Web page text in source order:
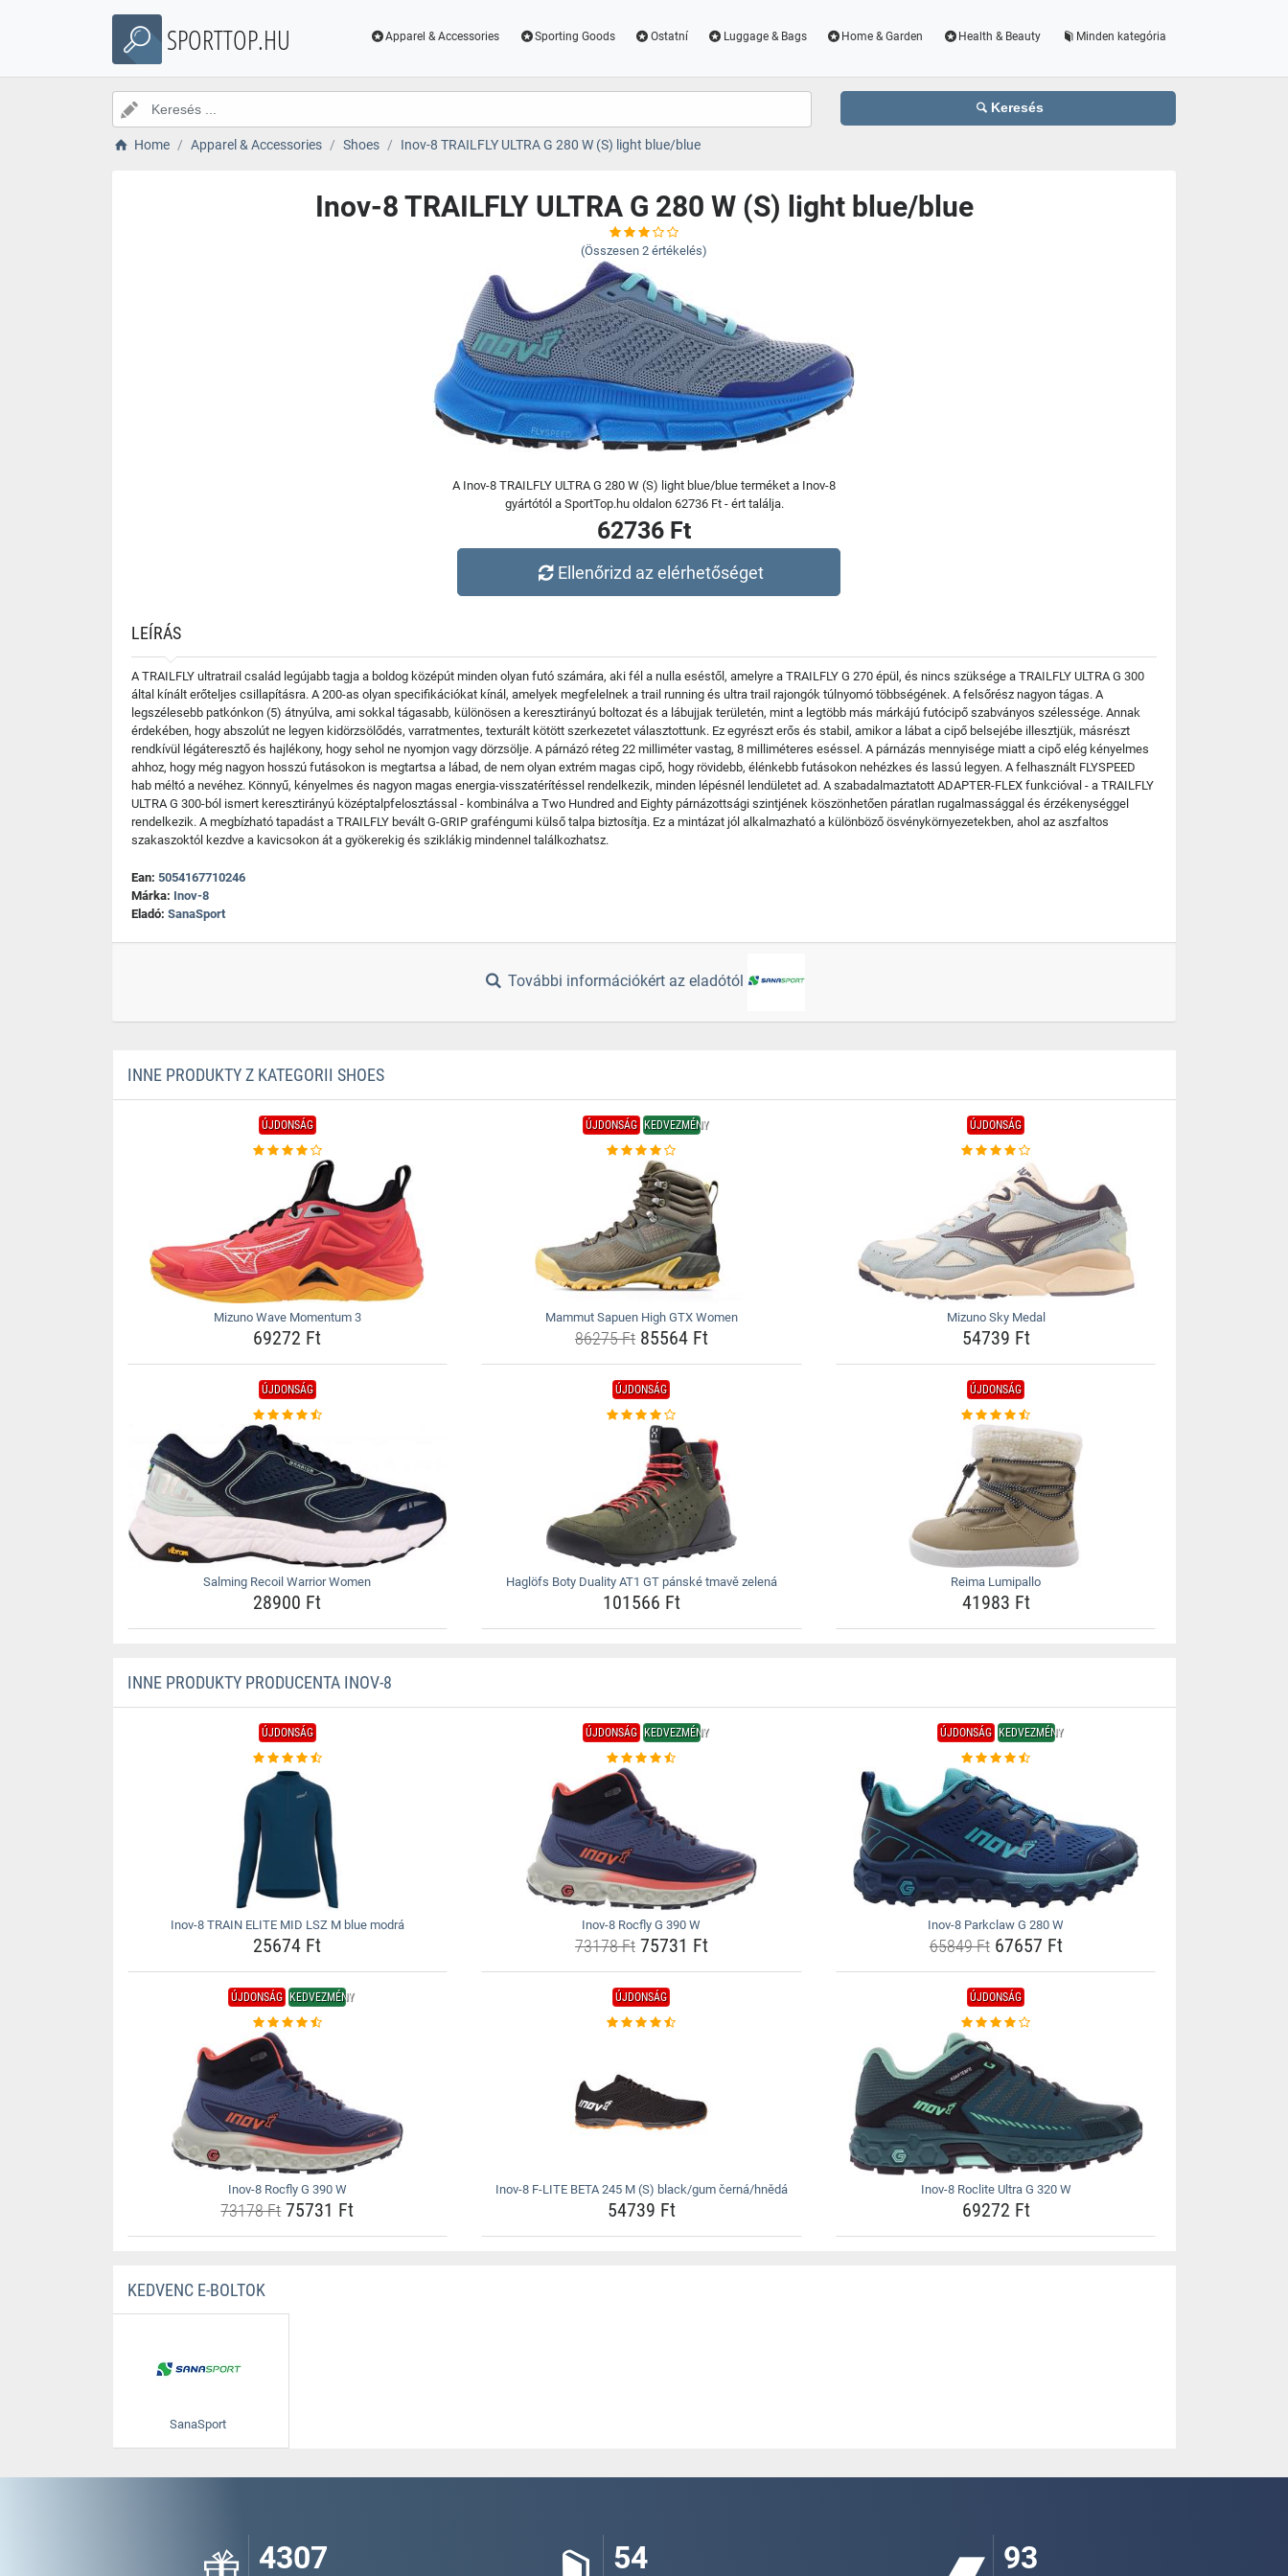
SPORTTOP.HU Apparel & Accessories Sporting Goods Ostatní Luggage & Bags Home & Garden Health & Beauty Minden kategória
Keresés
Home Apparel & Accessories Shoes Inov-8 TRAILFLY ULTRA G 280 W (S) light blue/blue
Inov-8 TRAILFLY ULTRA G 280 W (S) light blue/blue
(Összesen 2 értékelés)
A Inov-8 TRAILFLY ULTRA G 280 W (S) light blue/blue terméket a Inov-8
gyártótól a SportTop.hu oldalon 62736 Ft - ért találja.
62736 Ft
Ellenőrizd az elérhetőséget
LEÍRÁS
A TRAILFLY ultratrail család legújabb tagja a boldog középút minden olyan futó számára, aki fél a nulla eséstől, amelyre a TRAILFLY G 270 épül, és nincs szüksége a TRAILFLY ULTRA G 300
által kínált erőteljes csillapításra. A 200-as olyan specifikációkat kínál, amelyek megfelelnek a trail running és ultra trail rajongók túlnyomó többségének. A felsőrész nagyon tágas. A
legszélesebb patkónkon (5) átnyúlva, ami sokkal tágasabb, különösen a keresztirányú boltozat és a lábujjak területén, mint a legtöbb más márkájú futócipő szabványos szélessége. Annak
érdekében, hogy abszolút ne legyen kidörzsölődés, varratmentes, texturált kötött szerkezetet választottunk. Ez egyrészt erős és stabil, amikor a lábat a cipő belsejébe illesztjük, másrészt
rendkívül légáteresztő és hajlékony, hogy sehol ne nyomjon vagy dörzsölje. A párnázó réteg 22 milliméter vastag, 8 milliméteres eséssel. A párnázás mennyisége miatt a cipő elég kényelmes
ahhoz, hogy még nagyon hosszú futásokon is megtartsa a lábad, de nem olyan extrém magas cipő, hogy rövidebb, élénkebb futásokon nehézkes és lassú legyen. A felhasznált FLYSPEED
hab méltó a nevéhez. Könnyű, kényelmes és nagyon magas energia-visszatérítéssel rendelkezik, minden lépésnél lendületet ad. A szabadalmaztatott ADAPTER-FLEX funkcióval - a TRAILFLY
ULTRA G 300-ból ismert keresztirányú középtalpfelosztással - kombinálva a Two Hundred and Eighty párnázottsági szintjének köszönhetően páratlan rugalmassággal és érzékenységgel
rendelkezik. A megbízható tapadást a TRAILFLY bevált G-GRIP graféngumi külső talpa biztosítja. Ez a mintázat jól alkalmazható a különböző ösvénykörnyezetekben, ahol az aszfaltos
szakaszoktól kezdve a kavicsokon át a gyökerekig és sziklákig mindennel találkozhatsz.
Ean: 5054167710246
Márka: Inov-8
Eladó: SanaSport
További információkért az eladótól
INNE PRODUKTY Z KATEGORII SHOES
ÚJDONSÁG
Mizuno Wave Momentum 3
69272 Ft
ÚJDONSÁG KEDVEZMÉNY
Mammut Sapuen High GTX Women
86275 Ft85564 Ft
ÚJDONSÁG
Mizuno Sky Medal
54739 Ft
ÚJDONSÁG
Salming Recoil Warrior Women
28900 Ft
ÚJDONSÁG
Haglöfs Boty Duality AT1 GT pánské tmavě zelená
101566 Ft
ÚJDONSÁG
Reima Lumipallo
41983 Ft
INNE PRODUKTY PRODUCENTA INOV-8
ÚJDONSÁG
Inov-8 TRAIN ELITE MID LSZ M blue modrá
25674 Ft
ÚJDONSÁG KEDVEZMÉNY
Inov-8 Rocfly G 390 W
73178 Ft75731 Ft
ÚJDONSÁG KEDVEZMÉNY
Inov-8 Parkclaw G 280 W
65849 Ft67657 Ft
ÚJDONSÁG KEDVEZMÉNY
Inov-8 Rocfly G 390 W
73178 Ft75731 Ft
ÚJDONSÁG
Inov-8 F-LITE BETA 245 M (S) black/gum černá/hnědá
54739 Ft
ÚJDONSÁG
Inov-8 Roclite Ultra G 320 W
69272 Ft
KEDVENC E-BOLTOK
SanaSport
4307 54 93